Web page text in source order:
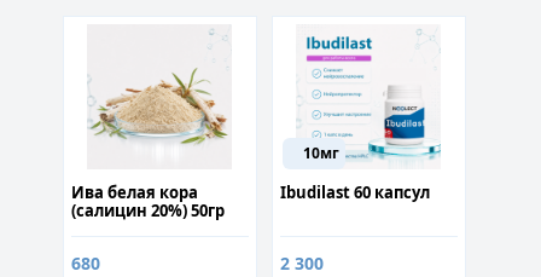
Ива белая кора
(салицин 20%) 50гр
680
10мг
Ibudilast 60 капсул
2 300